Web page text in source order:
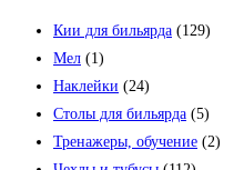
Кии для бильярда (129)
Мел (1)
Наклейки (24)
Столы для бильярда (5)
Тренажеры, обучение (2)